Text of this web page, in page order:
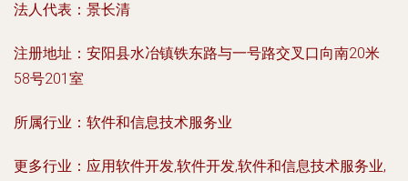
法人代表： 景长清
注册地址： 安阳县水冶镇铁东路与一号路交叉口向南20米
58号201室
所属行业： 软件和信息技术服务业
更多行业： 应用软件开发,软件开发,软件和信息技术服务业,